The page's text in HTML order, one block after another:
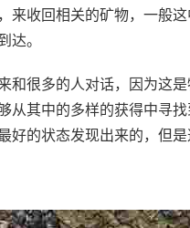
来收回相关的矿物，一般
达。
和很多的人对话，因为这
从其中的多样的获得中寻
好的状态发现出来的，但